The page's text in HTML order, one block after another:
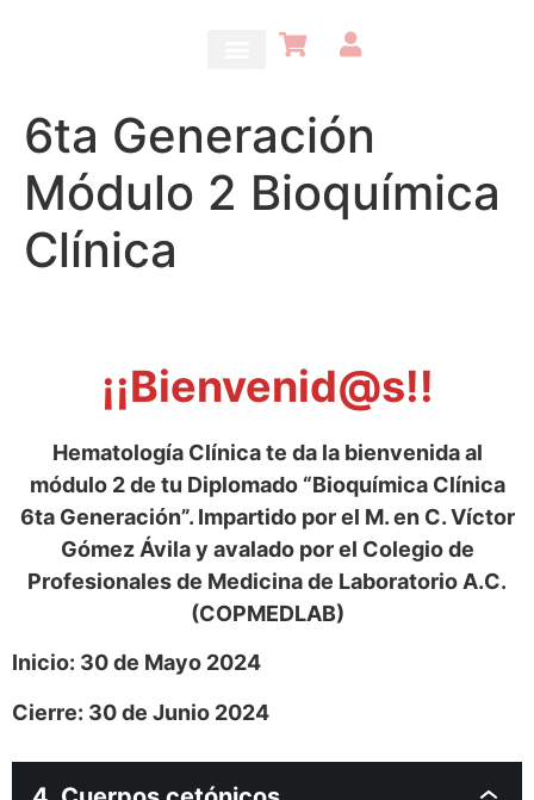
6ta Generación
Módulo 2 Bioquímica
Clínica
¡¡Bienvenid@s!!
Hematología Clínica te da la bienvenida al
módulo 2 de tu Diplomado “Bioquímica Clínica
6ta Generación”. Impartido por el M. en C. Víctor
Gómez Ávila y avalado por el Colegio de
Profesionales de Medicina de Laboratorio A.C.
(COPMEDLAB)
Inicio: 30 de Mayo 2024
Cierre: 30 de Junio 2024